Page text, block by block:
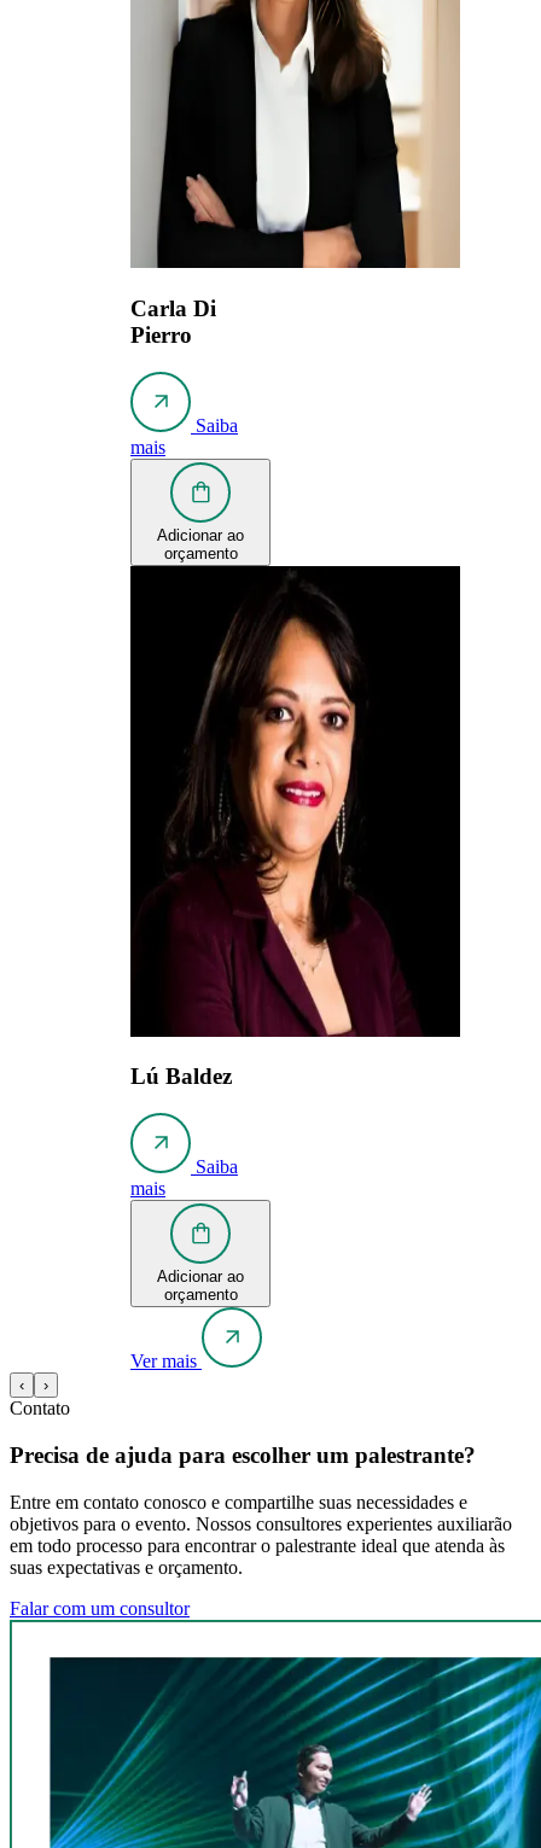
Carla Di
Pierro
Saiba
mais
Adicionar ao
orçamento
Lú Baldez
Saiba
mais
Adicionar ao
orçamento
Ver mais
‹ ›
Contato
Precisa de ajuda para escolher um palestrante?
Entre em contato conosco e compartilhe suas necessidades e
objetivos para o evento. Nossos consultores experientes auxiliarão
em todo processo para encontrar o palestrante ideal que atenda às
suas expectativas e orçamento.
Falar com um consultor